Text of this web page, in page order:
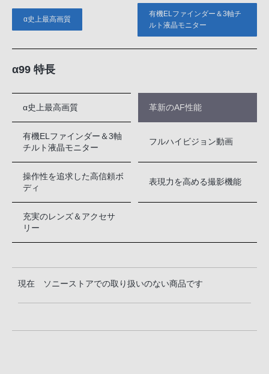
α史上最高画質
有機ELファインダー＆3軸チ
ルト液晶モニター
α99 特長
α史上最高画質 革新のAF性能
有機ELファインダー＆3軸
チルト液晶モニター
フルハイビジョン動画
操作性を追求した高信頼ボ
ディ
表現力を高める撮影機能
充実のレンズ＆アクセサ
リー
現在 ソニーストアでの取り扱いのない商品です